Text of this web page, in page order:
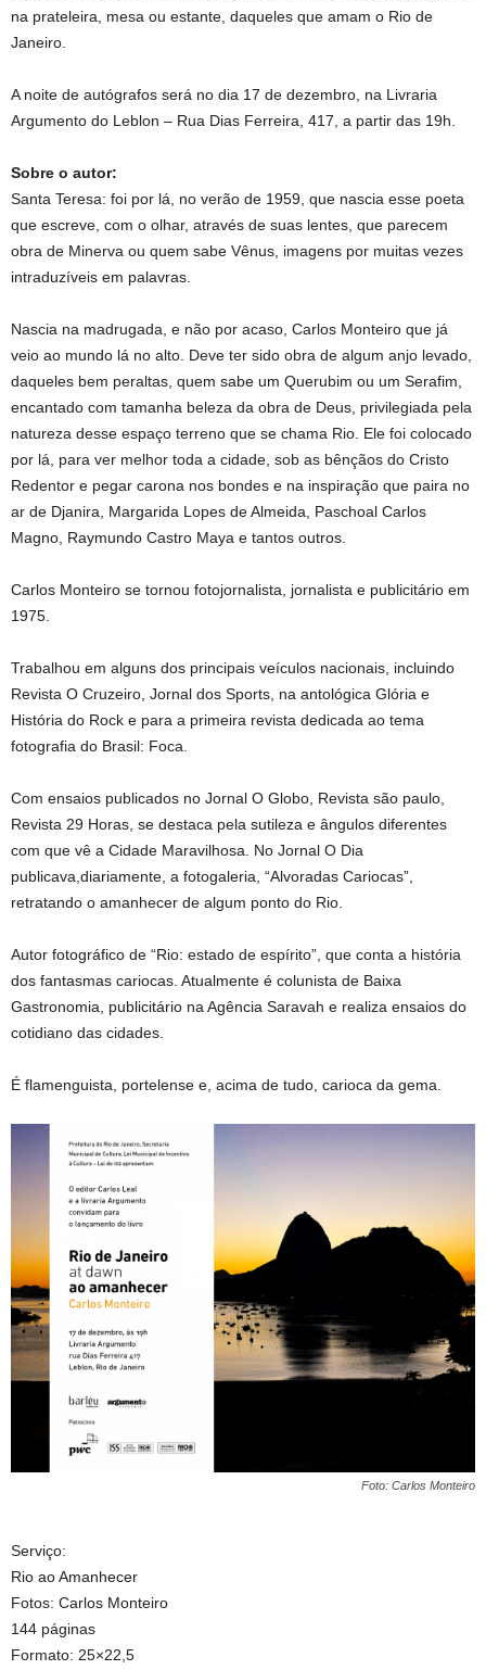
na prateleira, mesa ou estante, daqueles que amam o Rio de
Janeiro.
A noite de autógrafos será no dia 17 de dezembro, na Livraria
Argumento do Leblon – Rua Dias Ferreira, 417, a partir das 19h.
Sobre o autor:
Santa Teresa: foi por lá, no verão de 1959, que nascia esse poeta
que escreve, com o olhar, através de suas lentes, que parecem
obra de Minerva ou quem sabe Vênus, imagens por muitas vezes
intraduzíveis em palavras.
Nascia na madrugada, e não por acaso, Carlos Monteiro que já
veio ao mundo lá no alto. Deve ter sido obra de algum anjo levado,
daqueles bem peraltas, quem sabe um Querubim ou um Serafim,
encantado com tamanha beleza da obra de Deus, privilegiada pela
natureza desse espaço terreno que se chama Rio. Ele foi colocado
por lá, para ver melhor toda a cidade, sob as bênçãos do Cristo
Redentor e pegar carona nos bondes e na inspiração que paira no
ar de Djanira, Margarida Lopes de Almeida, Paschoal Carlos
Magno, Raymundo Castro Maya e tantos outros.
Carlos Monteiro se tornou fotojornalista, jornalista e publicitário em
1975.
Trabalhou em alguns dos principais veículos nacionais, incluindo
Revista O Cruzeiro, Jornal dos Sports, na antológica Glória e
História do Rock e para a primeira revista dedicada ao tema
fotografia do Brasil: Foca.
Com ensaios publicados no Jornal O Globo, Revista são paulo,
Revista 29 Horas, se destaca pela sutileza e ângulos diferentes
com que vê a Cidade Maravilhosa. No Jornal O Dia
publicava,diariamente, a fotogaleria, “Alvoradas Cariocas”,
retratando o amanhecer de algum ponto do Rio.
Autor fotográfico de “Rio: estado de espírito”, que conta a história
dos fantasmas cariocas. Atualmente é colunista de Baixa
Gastronomia, publicitário na Agência Saravah e realiza ensaios do
cotidiano das cidades.
É flamenguista, portelense e, acima de tudo, carioca da gema.
Foto: Carlos Monteiro
Serviço:
Rio ao Amanhecer
Fotos: Carlos Monteiro
144 páginas
Formato: 25×22,5